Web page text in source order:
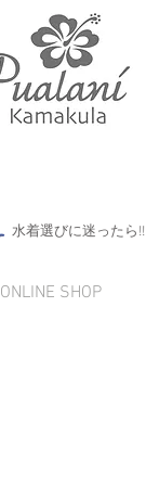
水着選びに迷ったら!!
ONLINE SHOP